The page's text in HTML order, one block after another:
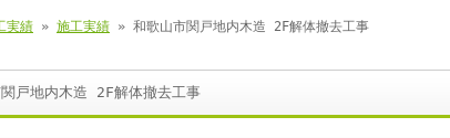
実績 » 施工実績 » 和歌山市関戸地内木造 2F解体撤去工事
戸地内木造 2F解体撤去工事